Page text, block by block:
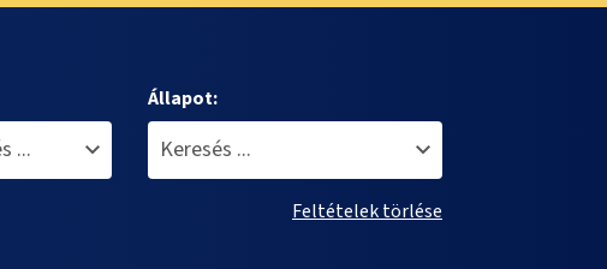
Állapot:
Feltételek törlése